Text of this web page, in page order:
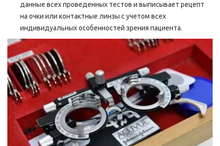
данные всех проведенных тестов и выписывает рецепт
на очки или контактные линзы с учетом всех
индивидуальных особенностей зрения пациента.